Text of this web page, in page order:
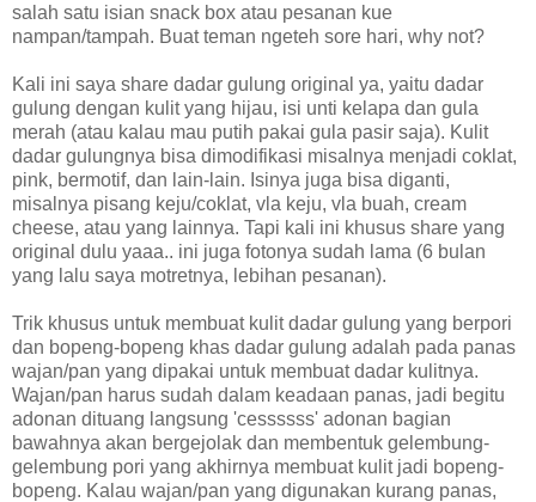
salah satu isian snack box atau pesanan kue
nampan/tampah. Buat teman ngeteh sore hari, why not?
Kali ini saya share dadar gulung original ya, yaitu dadar
gulung dengan kulit yang hijau, isi unti kelapa dan gula
merah (atau kalau mau putih pakai gula pasir saja). Kulit
dadar gulungnya bisa dimodifikasi misalnya menjadi coklat,
pink, bermotif, dan lain-lain. Isinya juga bisa diganti,
misalnya pisang keju/coklat, vla keju, vla buah, cream
cheese, atau yang lainnya. Tapi kali ini khusus share yang
original dulu yaaa.. ini juga fotonya sudah lama (6 bulan
yang lalu saya motretnya, lebihan pesanan).
Trik khusus untuk membuat kulit dadar gulung yang berpori
dan bopeng-bopeng khas dadar gulung adalah pada panas
wajan/pan yang dipakai untuk membuat dadar kulitnya.
Wajan/pan harus sudah dalam keadaan panas, jadi begitu
adonan dituang langsung 'cessssss' adonan bagian
bawahnya akan bergejolak dan membentuk gelembung-
gelembung pori yang akhirnya membuat kulit jadi bopeng-
bopeng. Kalau wajan/pan yang digunakan kurang panas,